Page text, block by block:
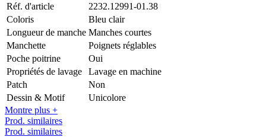
Réf. d'article
2232.12991-01.38
Coloris
Bleu clair
Longueur de manche Manches courtes
Manchette
Poignets réglables
Poche poitrine
Oui
Propriétés de lavage
Lavage en machine
Patch
Non
Dessin & Motif
Unicolore
Montre plus +
Prod. similaires
Prod. similaires